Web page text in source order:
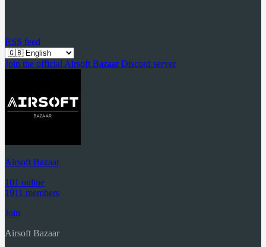
RSS feed
Join the official Airsoft Bazaar Discord server
Airsoft Bazaar
101 online
1911 members
Join
Airsoft Bazaar